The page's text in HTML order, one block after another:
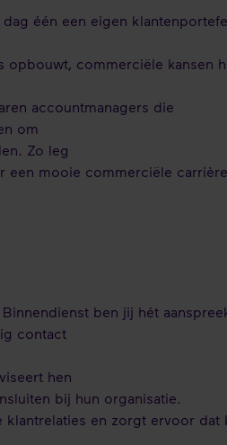
één een eigen
opbouwt, commerciële kansen
accountmanagers die
om
Zo leg
een mooie commerciële
Binnendienst ben jij hét
contact
hen
bij hun organisatie.
klantrelaties en zorgt ervoor